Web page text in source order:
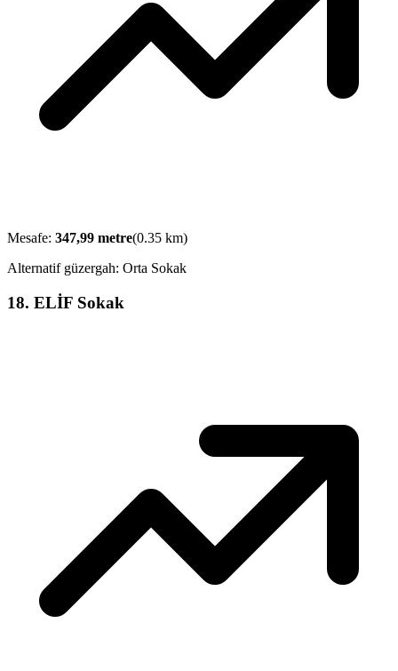
Mesafe: 347,99 metre(0.35 km)
Alternatif güzergah: Orta Sokak
18. ELİF Sokak